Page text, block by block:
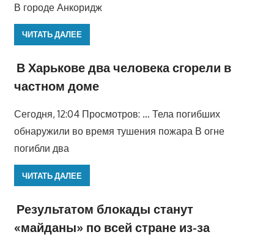
В городе Анкоридж
ЧИТАТЬ ДАЛЕЕ
В Харькове два человека сгорели в
частном доме
Сегодня, 12:04 Просмотров: … Тела погибших
обнаружили во время тушения пожара В огне
погибли два
ЧИТАТЬ ДАЛЕЕ
Результатом блокады станут
«майданы» по всей стране из-за